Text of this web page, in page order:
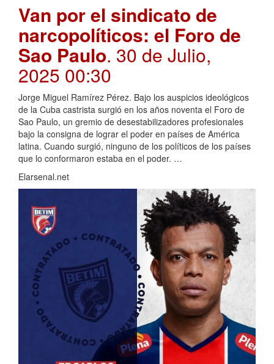
Van por el sindicato de
narcopolíticos: el Foro de
Sao Paulo. 30 de Julio,
2025 00:30
Jorge Miguel Ramírez Pérez. Bajo los auspicios ideológicos
de la Cuba castrista surgió en los años noventa el Foro de
Sao Paulo, un gremio de desestabilizadores profesionales
bajo la consigna de lograr el poder en países de América
latina. Cuando surgió, ninguno de los políticos de los países
que lo conformaron estaba en el poder. …
Elarsenal.net